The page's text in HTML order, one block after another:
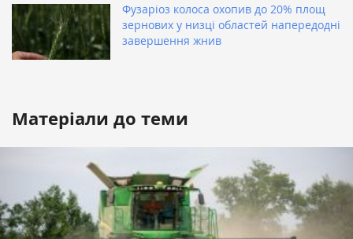
Фузаріоз колоса охопив до 20% площ
зернових у низці областей напередодні
завершення жнив
Матеріали до теми